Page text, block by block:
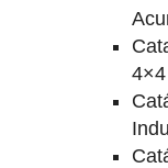
4×4